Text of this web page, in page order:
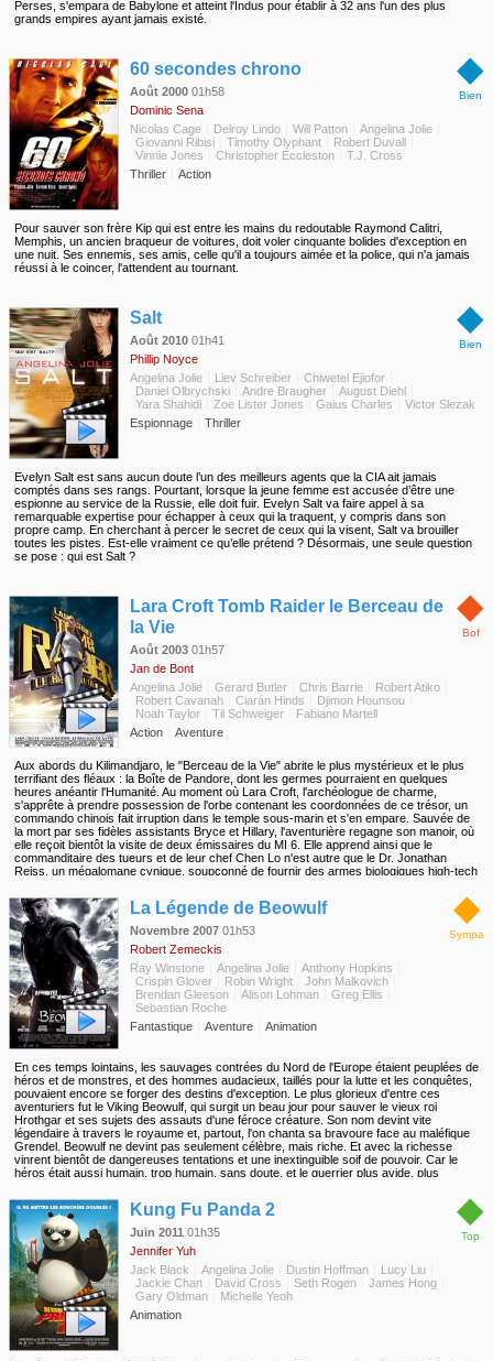
Perses, s'empara de Babylone et atteint l'Indus pour établir à 32 ans l'un des plus
grands empires ayant jamais existé.
◆
Bien
60 secondes chrono
Août 2000 01h58
Dominic Sena
Nicolas Cage
Delroy Lindo Will Patton
Angelina Jolie
Giovanni Ribisi
Timothy Olyphant
Robert Duvall
Vinnie Jones
Christopher Eccleston
T.J. Cross
Thriller
Action
Pour sauver son frère Kip qui est entre les mains du redoutable Raymond Calitri,
Memphis, un ancien braqueur de voitures, doit voler cinquante bolides d'exception en
une nuit. Ses ennemis, ses amis, celle qu'il a toujours aimée et la police, qui n'a jamais
réussi à le coincer, l'attendent au tournant.
◆
Bien
Salt
Août 2010 01h41
Phillip Noyce
Angelina Jolie
Liev Schreiber
Chiwetel Ejiofor
Daniel Olbrychski
Andre Braugher
August Diehl
Yara Shahidi
Zoe Lister Jones Gaius Charles
Victor Slezak
Espionnage
Thriller
Evelyn Salt est sans aucun doute l’un des meilleurs agents que la CIA ait jamais
comptés dans ses rangs. Pourtant, lorsque la jeune femme est accusée d’être une
espionne au service de la Russie, elle doit fuir. Evelyn Salt va faire appel à sa
remarquable expertise pour échapper à ceux qui la traquent, y compris dans son
propre camp. En cherchant à percer le secret de ceux qui la visent, Salt va brouiller
toutes les pistes. Est-elle vraiment ce qu’elle prétend ? Désormais, une seule question
se pose : qui est Salt ?
◆
Bof
Lara Croft Tomb Raider le Berceau de
la Vie
Août 2003 01h57
Jan de Bont
Angelina Jolie
Gerard Butler Chris Barrie
Robert Atiko
Robert Cavanah
Ciarán Hinds
Djimon Hounsou
Noah Taylor
Til Schweiger
Fabiano Martell
Action
Aventure
Aux abords du Kilimandjaro, le "Berceau de la Vie" abrite le plus mystérieux et le plus
terrifiant des fléaux : la Boîte de Pandore, dont les germes pourraient en quelques
heures anéantir l'Humanité. Au moment où Lara Croft, l'archéologue de charme,
s'apprête à prendre possession de l'orbe contenant les coordonnées de ce trésor, un
commando chinois fait irruption dans le temple sous-marin et s'en empare. Sauvée de
la mort par ses fidèles assistants Bryce et Hillary, l'aventurière regagne son manoir, où
elle reçoit bientôt la visite de deux émissaires du MI 6. Elle apprend ainsi que le
commanditaire des tueurs et de leur chef Chen Lo n'est autre que le Dr. Jonathan
Reiss, un mégalomane cynique, soupçonné de fournir des armes biologiques high-tech
◆
Sympa
La Légende de Beowulf
Novembre 2007 01h53
Robert Zemeckis
Ray Winstone
Angelina Jolie
Anthony Hopkins
Crispin Glover
Robin Wright
John Malkovich
Brendan Gleeson
Alison Lohman
Greg Ellis
Sebastian Roche
Fantastique
Aventure Animation
En ces temps lointains, les sauvages contrées du Nord de l'Europe étaient peuplées de
héros et de monstres, et des hommes audacieux, taillés pour la lutte et les conquêtes,
pouvaient encore se forger des destins d'exception. Le plus glorieux d'entre ces
aventuriers fut le Viking Beowulf, qui surgit un beau jour pour sauver le vieux roi
Hrothgar et ses sujets des assauts d'une féroce créature. Son nom devint vite
légendaire à travers le royaume et, partout, l'on chanta sa bravoure face au maléfique
Grendel. Beowulf ne devint pas seulement célèbre, mais riche. Et avec la richesse
vinrent bientôt de dangereuses tentations et une inextinguible soif de pouvoir. Car le
héros était aussi humain, trop humain, sans doute, et le guerrier plus avide, plus
◆
Top
Kung Fu Panda 2
Juin 2011 01h35
Jennifer Yuh
Jack Black
Angelina Jolie Dustin Hoffman
Lucy Liu
Jackie Chan
David Cross Seth Rogen
James Hong
Gary Oldman
Michelle Yeoh
Animation